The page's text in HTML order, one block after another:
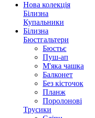
Нова колекція
Білизна
Купальники
Білизна
Бюстгальтери
Бюстьє
Пуш-ап
М'яка чашка
Балконет
Без кісточок
Планж
Поролонові
Трусики